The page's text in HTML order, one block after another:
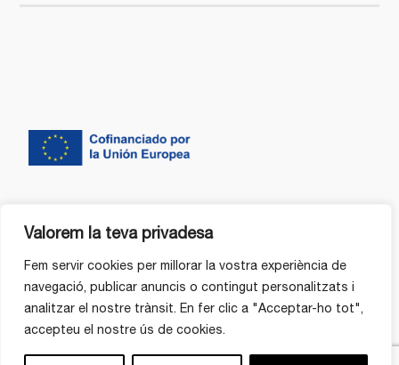
Valorem la teva privadesa
Fem servir cookies per millorar la vostra experiència de
navegació, publicar anuncis o contingut personalitzats i
analitzar el nostre trànsit. En fer clic a "Acceptar-ho tot",
accepteu el nostre ús de cookies.